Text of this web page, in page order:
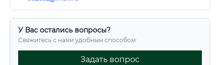
У Вас остались вопросы?
Свяжитесь с нами удобным способом:
Задать вопрос